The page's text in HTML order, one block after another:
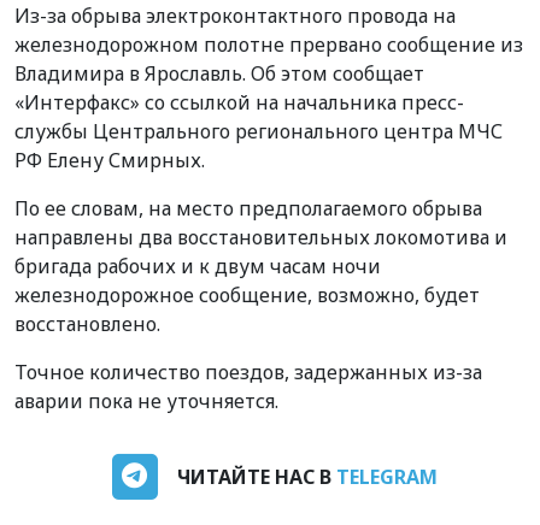
Из-за обрыва электроконтактного провода на
железнодорожном полотне прервано сообщение из
Владимира в Ярославль. Об этом сообщает
«Интерфакс» со ссылкой на начальника пресс-
службы Центрального регионального центра МЧС
РФ Елену Смирных.
По ее словам, на место предполагаемого обрыва
направлены два восстановительных локомотива и
бригада рабочих и к двум часам ночи
железнодорожное сообщение, возможно, будет
восстановлено.
Точное количество поездов, задержанных из-за
аварии пока не уточняется.
ЧИТАЙТЕ НАС В TELEGRAM